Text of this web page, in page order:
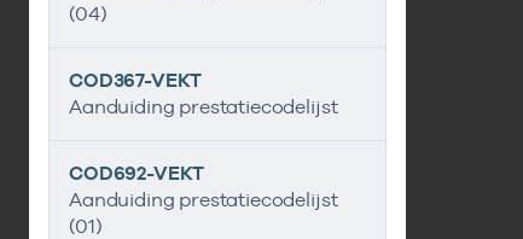
(04)
COD367-VEKT
Aanduiding prestatiecodelijst
COD692-VEKT
Aanduiding prestatiecodelijst
(01)